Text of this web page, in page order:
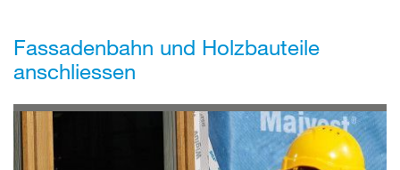
Fassadenbahn und Holzbauteile
anschliessen